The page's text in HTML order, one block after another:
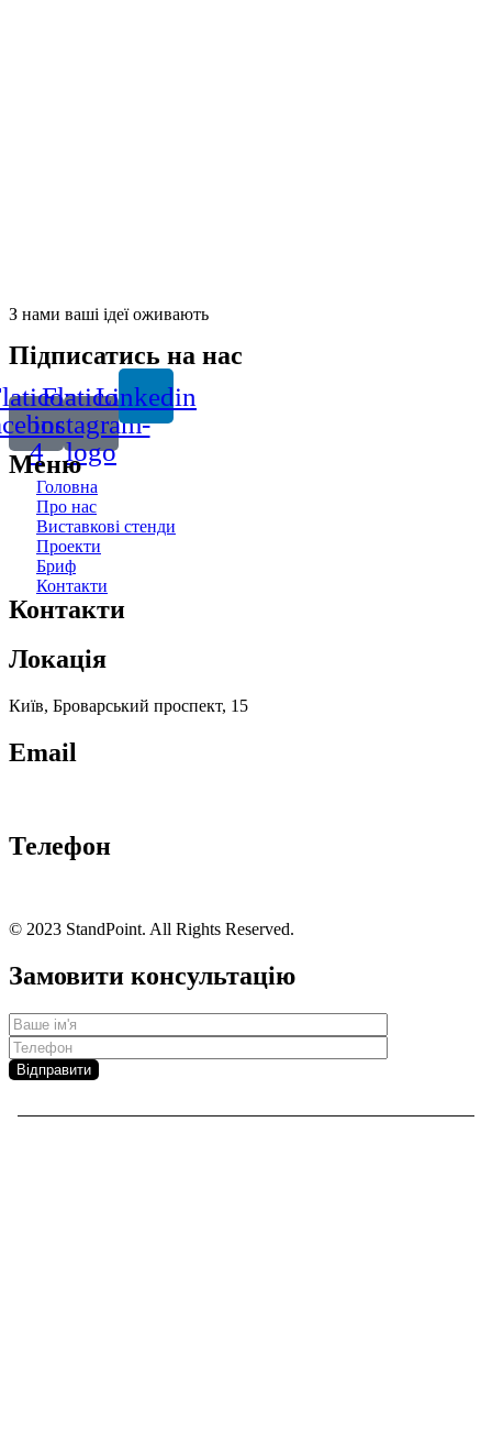
З нами ваші ідеї оживають
Підписатись на нас
4
Flaticon-
instagram-
logo
Linkedin
Меню
Головна
Про нас
Виставкові стенди
Проекти
Бриф
Контакти
Контакти
Локація
Київ, Броварський проспект, 15
Email
Телефон
© 2023 StandPoint. All Rights Reserved.
Замовити консультацію